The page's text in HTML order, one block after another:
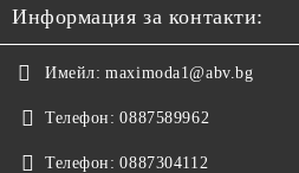
Информация за контакти:
Имейл: maximoda1@abv.bg
Телефон: 0887589962
Телефон: 0887304112